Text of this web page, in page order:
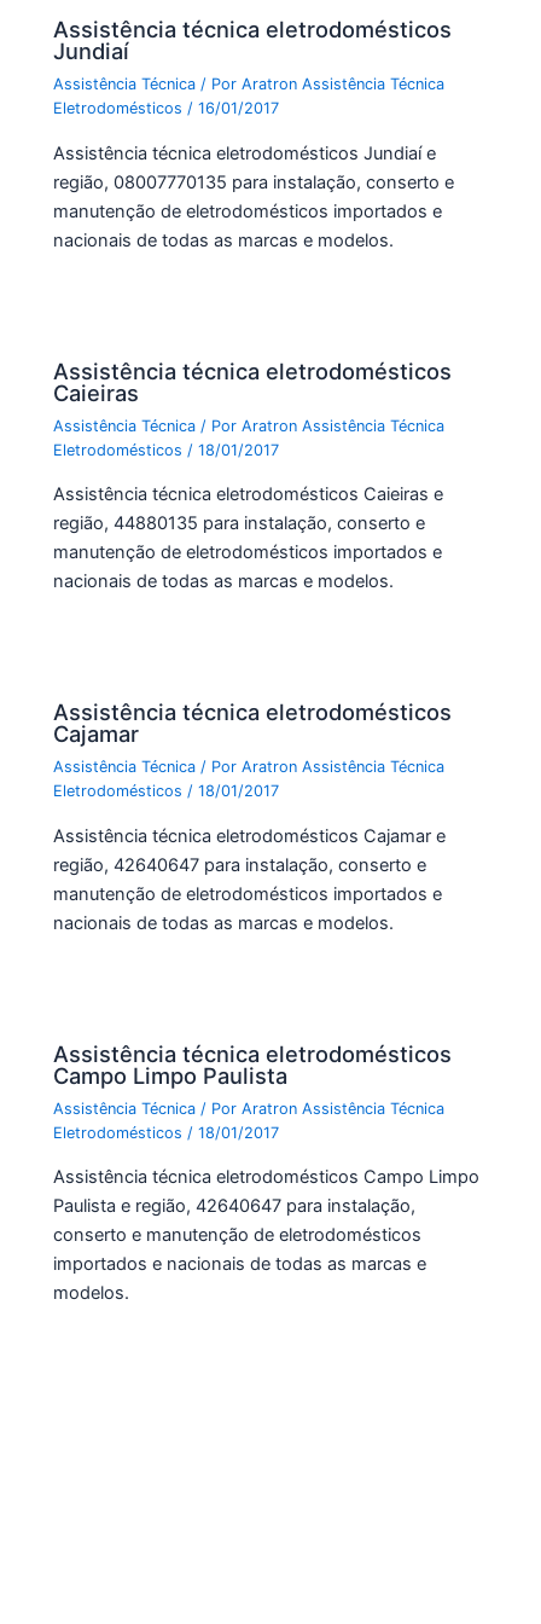
k
Assistência técnica eletrodomésticos
Jundiaí
Assistência Técnica / PorAratron Assistência Técnica
Eletrodomésticos/16/01/2017
Assistência técnica eletrodomésticos Jundiaí e
região, 08007770135 para instalação, conserto e
manutenção de eletrodomésticos importados e
nacionais de todas as marcas e modelos.
Assistência técnica eletrodomésticos
Caieiras
Assistência Técnica / PorAratron Assistência Técnica
Eletrodomésticos /18/01/2017
Assistência técnica eletrodomésticos Caieiras e
região, 44880135 para instalação, conserto e
manutenção de eletrodomésticos importados e
nacionais de todas as marcas e modelos.
Assistência técnica eletrodomésticos
Cajamar
Assistência Técnica / PorAratron Assistência Técnica
Eletrodomésticos/18/01/2017
Assistência técnica eletrodomésticos Cajamar e
região, 42640647 para instalação, conserto e
manutenção de eletrodomésticos importados e
nacionais de todas as marcas e modelos.
Assistência técnica eletrodomésticos
Campo Limpo Paulista
Assistência Técnica / PorAratron Assistência Técnica
Eletrodomésticos /18/01/2017
Assistência técnica eletrodomésticos Campo Limpo
Paulista e região, 42640647 para instalação,
conserto e manutenção de eletrodomésticos
importados e nacionais de todas as marcas e
modelos.